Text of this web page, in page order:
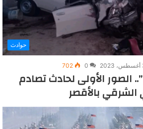
حوادث
0
702
مصابا”.. الصور الأولى لحادث تصادم
الشرقي بالأقصر